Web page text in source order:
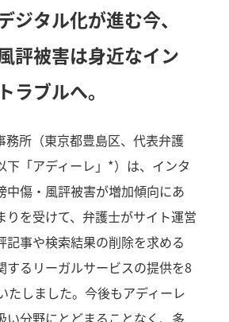
ジタル化が進む今、
評被害は身近なイン
ラブルへ。
務所（東京都豊島区、代表弁護
下「アディーレ」*）は、インタ
中傷・風評被害が増加傾向にあ
りを受けて、弁護士がサイト運営
記事や検索結果の削除を求める
するリーガルサービスの提供を8
たしました。今後もアディーレ
い分野にとどまることなく、多